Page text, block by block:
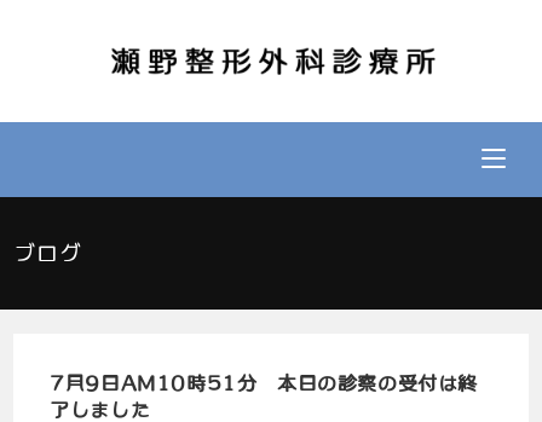
ブログ
7月9日AM10時51分 本日の診察の受付は終
了しました